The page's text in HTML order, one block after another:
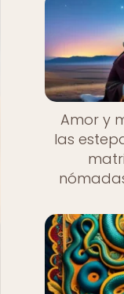
Amor y
las